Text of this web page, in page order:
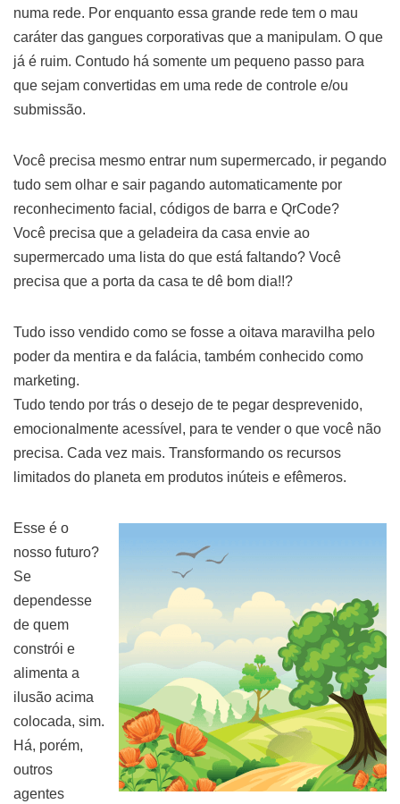
numa rede. Por enquanto essa grande rede tem o mau
caráter das gangues corporativas que a manipulam. O que
já é ruim. Contudo há somente um pequeno passo para
que sejam convertidas em uma rede de controle e/ou
submissão.
Você precisa mesmo entrar num supermercado, ir pegando
tudo sem olhar e sair pagando automaticamente por
reconhecimento facial, códigos de barra e QrCode?
Você precisa que a geladeira da casa envie ao
supermercado uma lista do que está faltando? Você
precisa que a porta da casa te dê bom dia!!?
Tudo isso vendido como se fosse a oitava maravilha pelo
poder da mentira e da falácia, também conhecido como
marketing.
Tudo tendo por trás o desejo de te pegar desprevenido,
emocionalmente acessível, para te vender o que você não
precisa. Cada vez mais. Transformando os recursos
limitados do planeta em produtos inúteis e efêmeros.
Esse é o
nosso futuro?
Se
dependesse
de quem
constrói e
alimenta a
ilusão acima
colocada, sim.
Há, porém,
outros
agentes